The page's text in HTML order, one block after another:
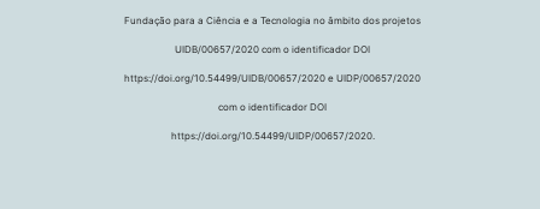
Fundação para a Ciência e a Tecnologia no âmbito dos projetos
UIDB/00657/2020 com o identificador DOI
https://doi.org/10.54499/UIDB/00657/2020 e UIDP/00657/2020
com o identificador DOI
https://doi.org/10.54499/UIDP/00657/2020.